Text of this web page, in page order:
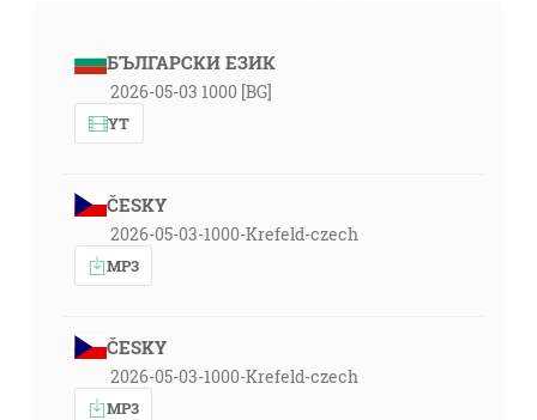
БЪЛГАРСКИ ЕЗИК
2026-05-03 1000 [BG]
YT
ČESKY
2026-05-03-1000-Krefeld-czech
MP3
ČESKY
2026-05-03-1000-Krefeld-czech
MP3